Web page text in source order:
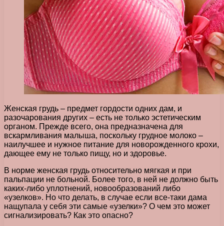
Женская грудь – предмет гордости одних дам, и
разочарования других – есть не только эстетическим
органом. Прежде всего, она предназначена для
вскармливания малыша, поскольку грудное молоко –
наилучшее и нужное питание для новорожденного крохи,
дающее ему не только пищу, но и здоровье.
В норме женская грудь относительно мягкая и при
пальпации не больной. Более того, в ней не должно быть
каких-либо уплотнений, новообразований либо
«узелков». Но что делать, в случае если все-таки дама
нащупала у себя эти самые «узелки»? О чем это может
сигнализировать? Как это опасно?